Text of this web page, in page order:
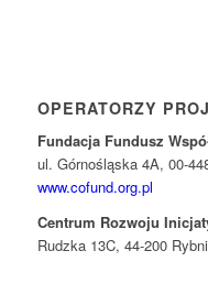
OPERATORZY
Fundacja Fundusz
ul. Górnośląska 4A, 00-
www.cofund.org.pl
Centrum Rozwoju
Rudzka 13C, 44-200